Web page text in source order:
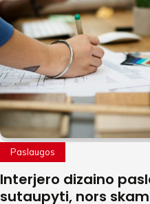
Paslaugos
Interjero dizaino
sutaupyti, nors